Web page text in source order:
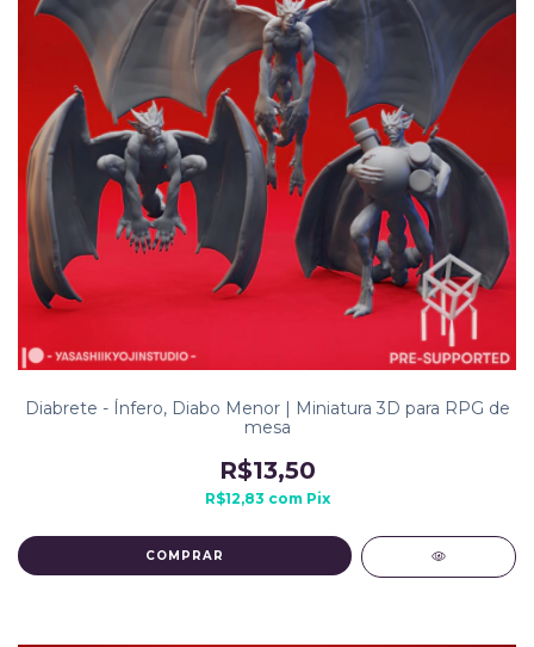
Diabrete - Ínfero, Diabo Menor | Miniatura 3D para RPG de
mesa
R$13,50
R$12,83 com Pix
COMPRAR